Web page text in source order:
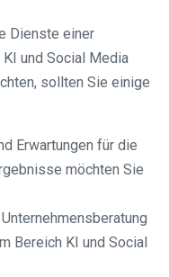
Dienste einer
und Social Media
sollten Sie einige
Erwartungen für die
möchten Sie
Bereich KI und Social